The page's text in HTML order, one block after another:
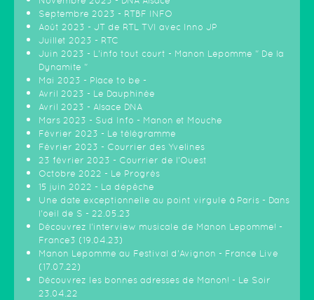
Septembre 2023 - RTBF INFO
Août 2023 - JT de RTL TVI avec Inno JP
Juillet 2023 - RTC
Juin 2023 - L'info tout court - Manon Lepomme " De la
Dynamite "
Mai 2023 - Place to be -
Avril 2023 - Le Dauphinée
Avril 2023 - Alsace DNA
Mars 2023 - Sud Info - Manon et Mouche
Février 2023 - Le télégramme
Février 2023 - Courrier des Yvelines
23 février 2023 - Courrier de l'Ouest
Octobre 2022 - Le Progrès
15 juin 2022 - La dépêche
Une date exceptionnelle au point virgule à Paris - Dans
l'oeil de S - 22.05.23
Découvrez l'interview musicale de Manon Lepomme! -
France3 (19.04.23)
Manon Lepomme au Festival d'Avignon - France Live
(17.07.22)
Découvrez les bonnes adresses de Manon! - Le Soir
23.04.22